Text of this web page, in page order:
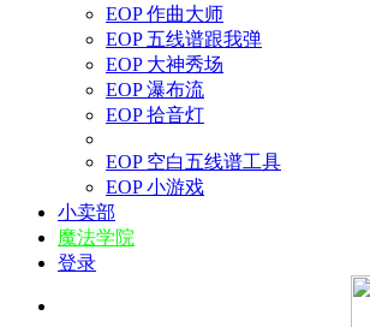
EOP 作曲大师
EOP 五线谱跟我弹
EOP 大神秀场
EOP 瀑布流
EOP 拾音灯
EOP 空白五线谱工具
EOP 小游戏
小卖部
魔法学院
登录